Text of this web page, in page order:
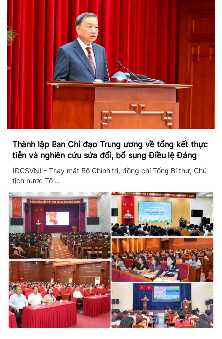
Thành lập Ban Chỉ đạo Trung ương về tổng kết thực
tiễn và nghiên cứu sửa đổi, bổ sung Điều lệ Đảng
(ĐCSVN) - Thay mặt Bộ Chính trị, đồng chí Tổng Bí thư, Chủ
tịch nước Tô ...